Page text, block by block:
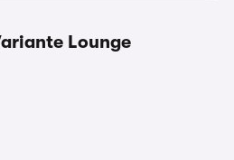
Lounge